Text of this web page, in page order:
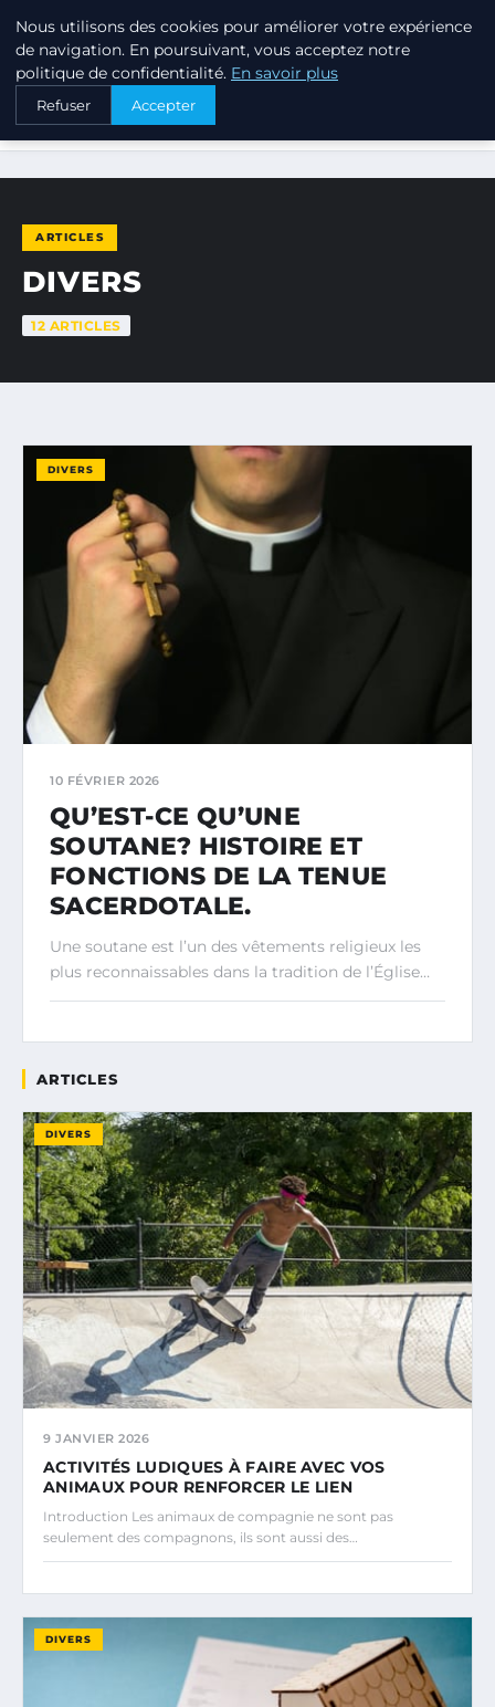
PTIT ANNUAIRE
ACCUEIL DIVERS
ARTICLES
DIVERS
12 ARTICLES
DIVERS
10 FÉVRIER 2026
QU’EST-CE QU’UNE
SOUTANE? HISTOIRE ET
FONCTIONS DE LA TENUE
SACERDOTALE.
Une soutane est l’un des vêtements religieux les
plus reconnaissables dans la tradition de l’Église…
ARTICLES
DIVERS
9 JANVIER 2026
ACTIVITÉS LUDIQUES À FAIRE AVEC VOS
ANIMAUX POUR RENFORCER LE LIEN
Introduction Les animaux de compagnie ne sont pas
seulement des compagnons, ils sont aussi des…
DIVERS
Nous utilisons des cookies pour améliorer votre expérience
de navigation. En poursuivant, vous acceptez notre
politique de confidentialité. En savoir plus
Refuser Accepter